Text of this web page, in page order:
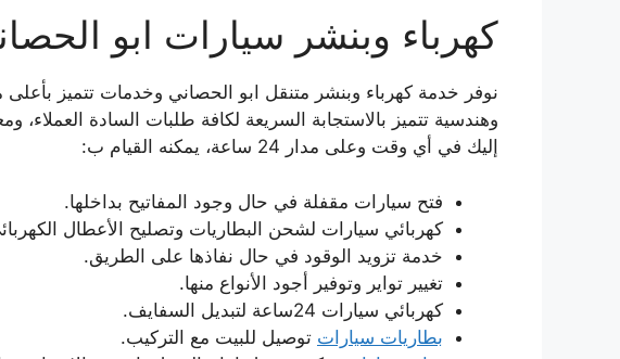
كهرباء وبنشر سيارات ابو
نوفر خدمة كهرباء وبنشر متنقل ابو الحصاني وخدمات تتميز
وهندسية تتميز بالاستجابة السريعة لكافة طلبات السادة
إليك في أي وقت وعلى مدار 24 ساعة، يمكنه القيام ب:
فتح سيارات مقفلة في حال وجود المفاتيح بداخلها.
كهربائي سيارات لشحن البطاريات وتصليح الأعطال
خدمة تزويد الوقود في حال نفاذها على الطريق.
تغيير تواير وتوفير أجود الأنواع منها.
كهربائي سيارات 24ساعة لتبديل السفايف.
بطاريات سيارات توصيل للبيت مع التركيب.